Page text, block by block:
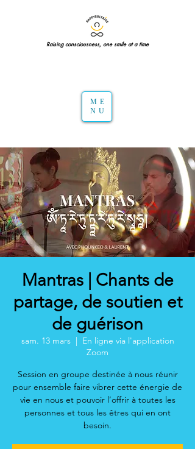
Raising consciousness, one smile at a time
ME
NU
Mantras | Chants de
partage, de soutien et
de guérison
sam. 13 mars
  |
En ligne via l'application
Zoom
Session en groupe destinée à nous réunir
pour ensemble faire vibrer cette énergie de
vie en nous et pouvoir l’offrir à toutes les
personnes et tous les êtres qui en ont
besoin.